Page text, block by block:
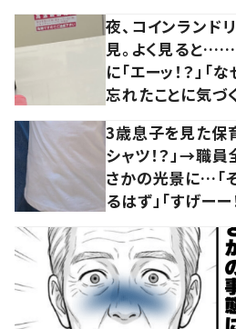
夜、コインランド
見。よく見ると……
に「エーッ！？」「
忘れたことに気づ
3歳息子を見た保
シャツ！？」→職
さかの光景に…「
るはず」「すげーー！